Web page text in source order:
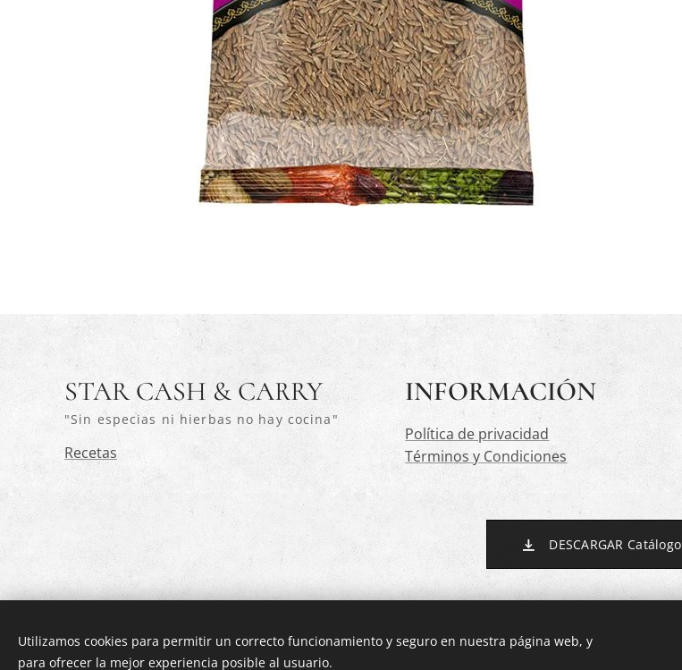
STAR CASH & CARRY
"Sin especias ni hierbas no hay cocina"
Recetas
INFORMACIÓN
Política de privacidad
Términos y Condiciones
DESCARGAR Catálogo
Utilizamos cookies para permitir un correcto funcionamiento y seguro en nuestra página web, y
para ofrecer la mejor experiencia posible al usuario.